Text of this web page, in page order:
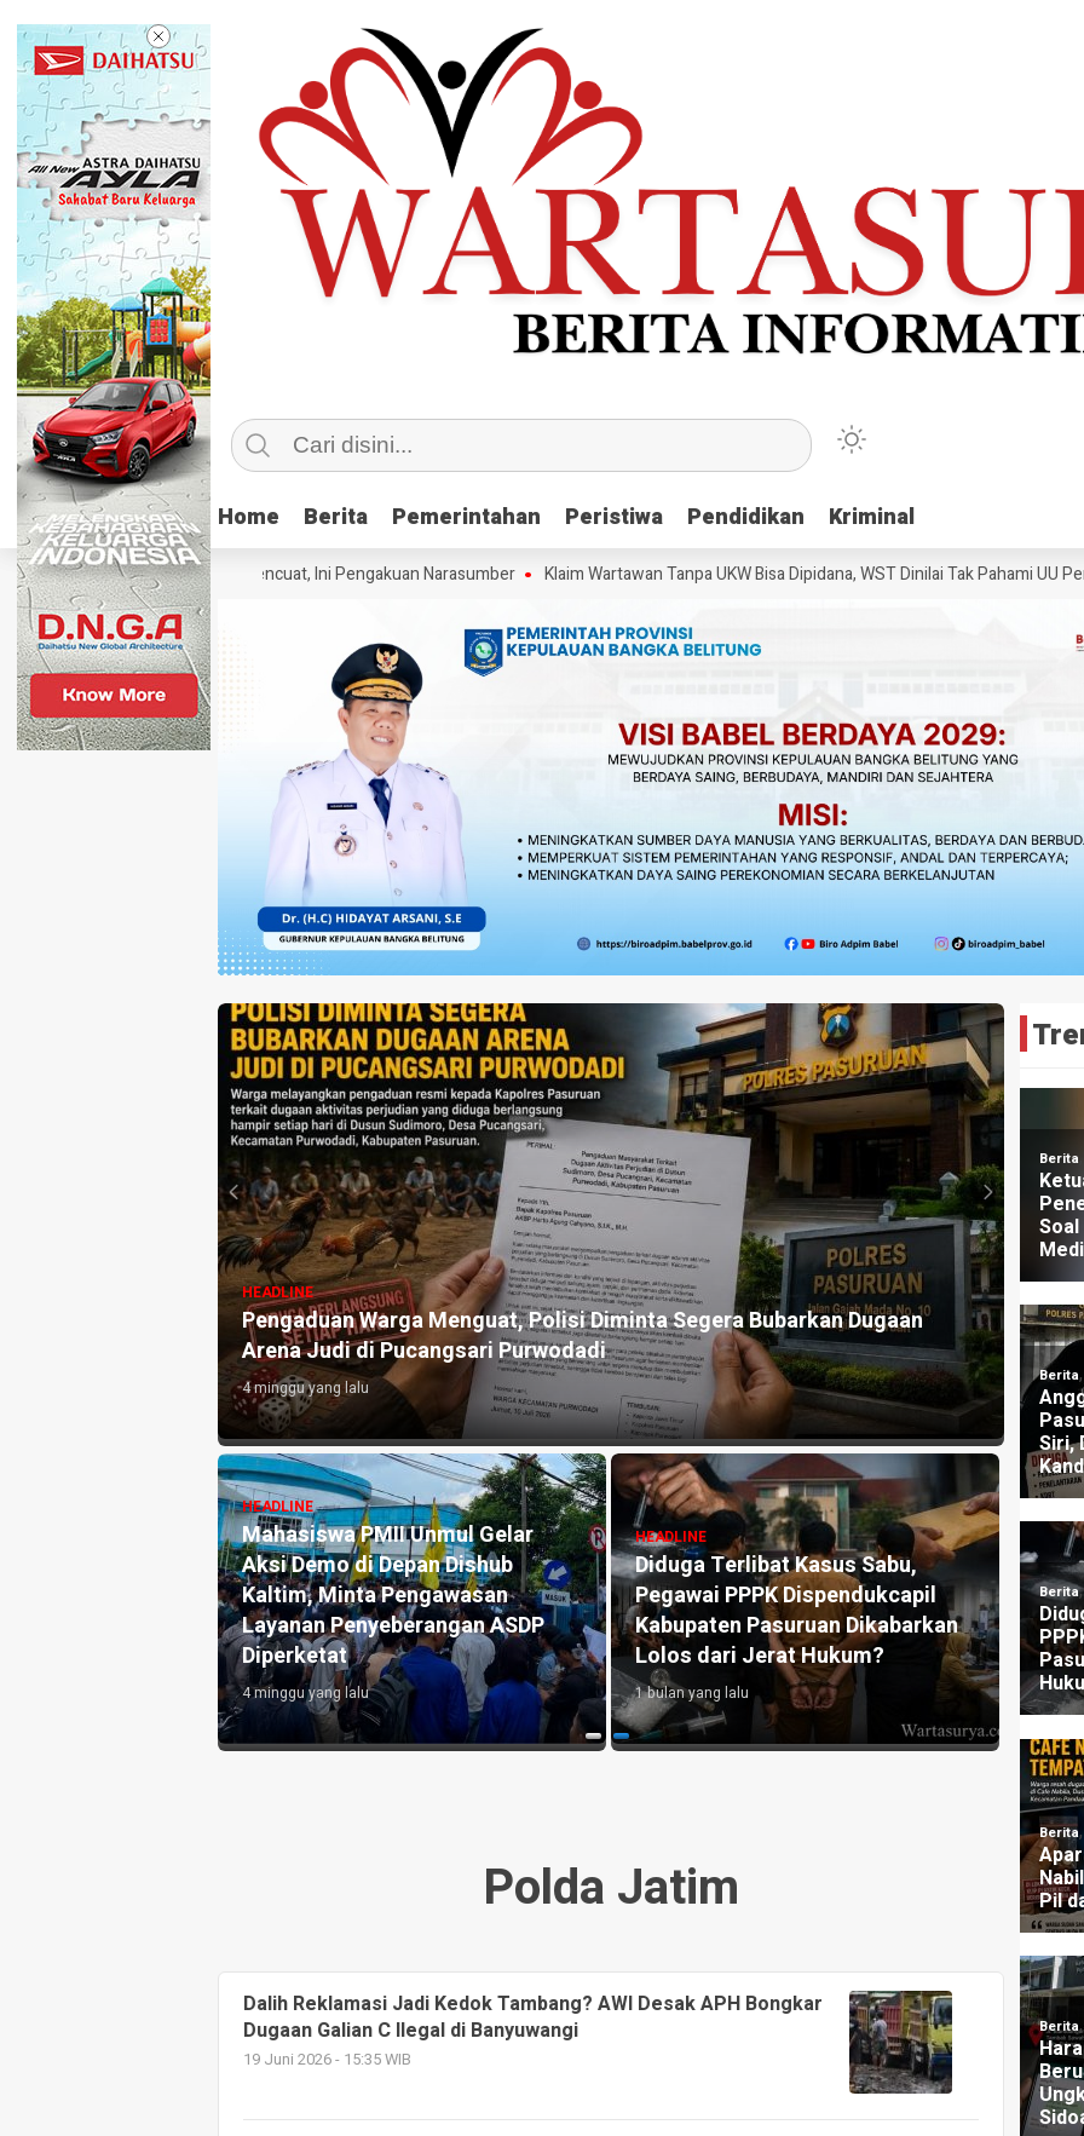
Home Berita Pemerintahan Peristiwa Pendidikan Kriminal
Home Berita Pemerintahan Peristiwa Pendidikan Kriminal
SP Polisi Narkoba Mencuat, Ini Pengakuan Narasumber Klaim Wartawan Tanpa UKW Bisa Dipidana, WST Dinilai Tak Pahami UU Pers
HEADLINE
Pengaduan Warga Menguat, Polisi Diminta Segera Bubarkan Dugaan
Arena Judi di Pucangsari Purwodadi
4 minggu yang lalu
HEADLINE
Mahasiswa PMII Unmul Gelar
Aksi Demo di Depan Dishub
Kaltim, Minta Pengawasan
Layanan Penyeberangan ASDP
Diperketat
4 minggu yang lalu
HEADLINE
Diduga Terlibat Kasus Sabu,
Pegawai PPPK Dispendukcapil
Kabupaten Pasuruan Dikabarkan
Lolos dari Jerat Hukum?
1 bulan yang lalu
1
UU
2
Polda Jatim
Dalih Reklamasi Jadi Kedok Tambang? AWI Desak APH Bongkar
Dugaan Galian C Ilegal di Banyuwangi
19 Juni 2026 - 15:35 WIB